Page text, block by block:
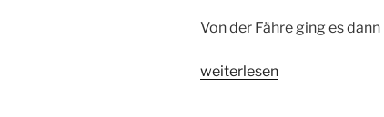
Von der Fähre ging es
„Türkei
weiterlesen